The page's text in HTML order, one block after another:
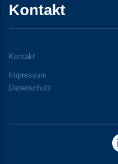
Kontakt
Kontakt
Impressum
Datenschutz